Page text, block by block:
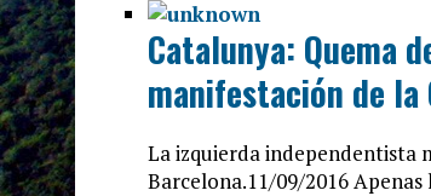
Catalunya: Quema
manifestación de la
La izquierda independentista
Barcelona.11/09/2016